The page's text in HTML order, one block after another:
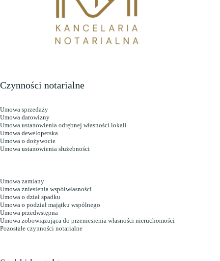
Czynności notarialne
Umowa sprzedaży
Umowa darowizny
Umowa ustanowienia odrębnej własności lokali
Umowa deweloperska
Umowa o dożywocie
Umowa ustanowienia służebności
Umowa zamiany
Umowa zniesienia współwłasności
Umowa o dział spadku
Umowa o podział majątku wspólnego
Umowa przedwstępna
Umowa zobowiązująca do przeniesienia własności nieruchomości
Pozostałe czynności notarialne